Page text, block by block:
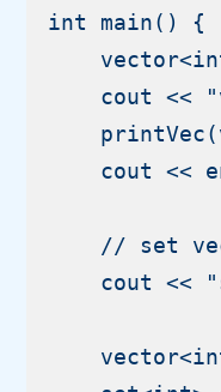
int main() {
cout <<
cout <<
// set
cout <<